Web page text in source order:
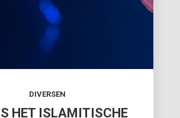
DIVERSEN
HET ISLAMITISCHE